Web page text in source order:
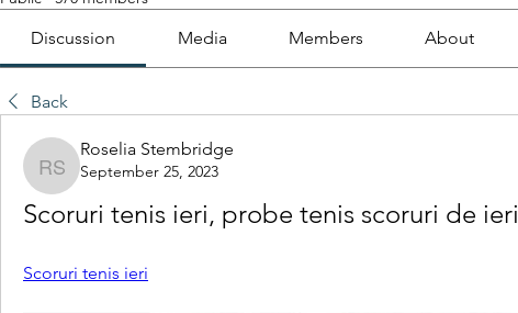
Discussion Media Members About
Back
Roselia Stembridge
Roselia Stembridge
September 25, 2023
Scoruri tenis ieri, probe tenis scoruri de ieri
Scoruri tenis ieri